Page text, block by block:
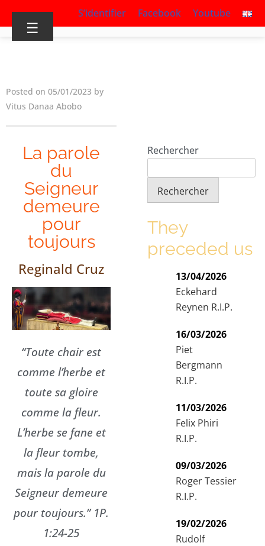
S’identifier Facebook Youtube
☰
Posted on 05/01/2023 by
Vitus Danaa Abobo
La parole
du
Seigneur
demeure
pour
toujours
Reginald Cruz
“Toute chair est
comme l’herbe et
toute sa gloire
comme la fleur.
L’herbe se fane et
la fleur tombe,
mais la parole du
Seigneur demeure
pour toujours.” 1P.
1:24-25
Rechercher
Rechercher
They
preceded us
13/04/2026
Eckehard
Reynen R.I.P.
16/03/2026
Piet
Bergmann
R.I.P.
11/03/2026
Felix Phiri
R.I.P.
09/03/2026
Roger Tessier
R.I.P.
19/02/2026
Rudolf